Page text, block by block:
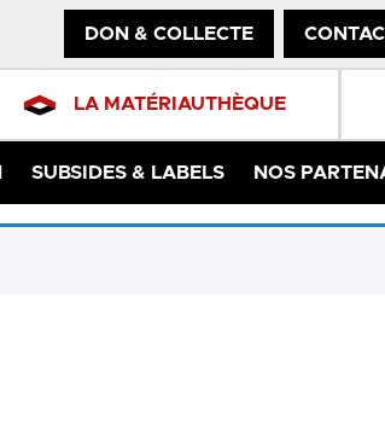
DON & COLLECTE
LA MATÉRIAUTHÈQUE
SUBSIDES & LABELS NOS